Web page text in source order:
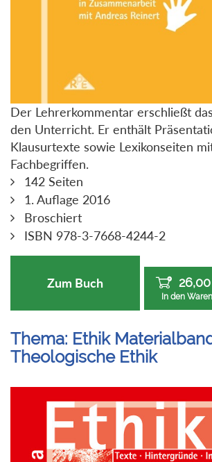
Der Lehrerkommentar erschließt
den Unterricht. Er enthält
Klausurtexte sowie Lexikonseiten
Fachbegriffen.
142 Seiten
1. Auflage 2016
Broschiert
ISBN 978-3-7668-4244-2
Zum Buch 26,00
In den
Thema: Ethik
Theologische Ethik